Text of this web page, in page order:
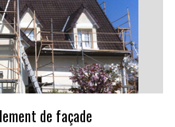
de façade